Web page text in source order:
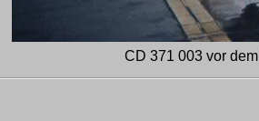
CD 371 003 vor dem